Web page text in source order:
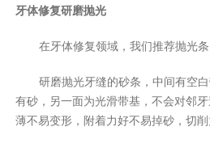
牙体修复研磨抛光
在牙体修复领域，我们推荐抛光条
研磨抛光牙缝的砂条，中间有空
有砂，另一面为光滑带基，不会对邻
薄不易变形，附着力好不易掉砂，切削